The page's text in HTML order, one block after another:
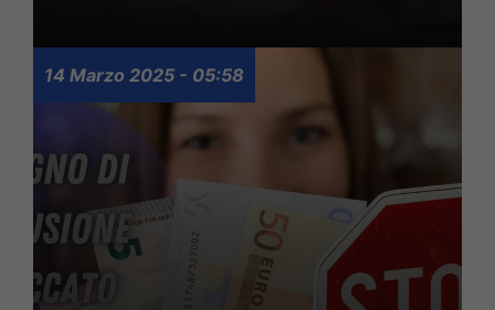
14 Marzo 2025 - 05:58